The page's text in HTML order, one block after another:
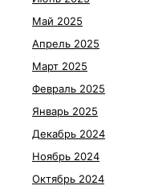
Май 2025
Апрель 2025
Март 2025
Февраль 2025
Январь 2025
Декабрь 2024
Ноябрь 2024
Октябрь 2024